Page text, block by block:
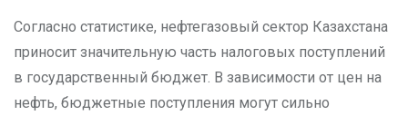
Согласно статистике, нефтегазовый сектор Казахстана
приносит значительную часть налоговых поступлений
в государственный бюджет. В зависимости от цен на
нефть, бюджетные поступления могут сильно